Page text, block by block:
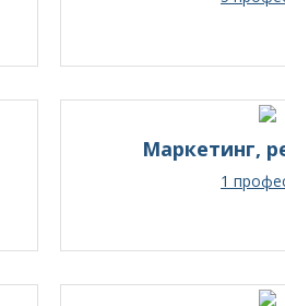
Маркетинг,
1